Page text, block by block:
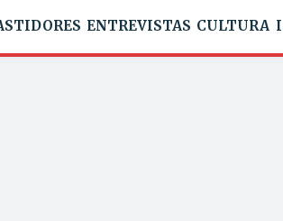
ENTREVISTAS CULTURA